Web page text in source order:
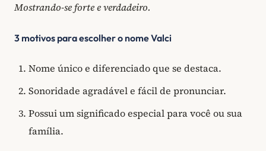
Mostrando-se forte e verdadeiro.
3 motivos para escolher o nome Valci
Nome único e diferenciado que se destaca.
Sonoridade agradável e fácil de pronunciar.
Possui um significado especial para você ou sua
família.